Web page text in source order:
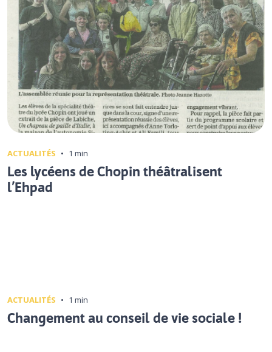
ACTUALITÉS • 1 min
Les lycéens de Chopin théâtralisent
l’Ehpad
ACTUALITÉS • 1 min
Changement au conseil de vie sociale !